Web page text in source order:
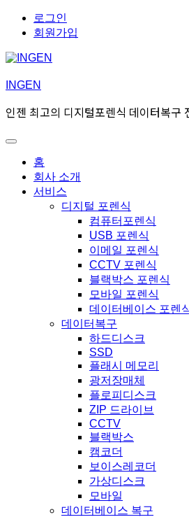
Skip
navigation
Skip
content
로그인
회원가입
INGEN
인젠 최고의 디지털포렌식 데이터복구
Toggle
Primary
menu
홈
회사 소개
서비스
디지털 포렌식
컴퓨터포렌식
USB 포렌식
이메일 포렌식
CCTV 포렌식
블랙박스 포렌식
모바일 포렌식
데이터베이스 포렌
데이터복구
하드디스크
SSD
플래시 메모리
광저장매체
플로피디스크
ZIP 드라이브
CCTV
블랙박스
캠코더
보이스레코더
가상디스크
모바일
데이터베이스 복구